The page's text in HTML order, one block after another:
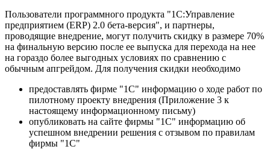
Пользователи программного продукта "1С:Управление
предприятием (ERP) 2.0 бета-версия", и партнеры,
проводящие внедрение, могут получить скидку в размере 70%
на финальную версию после ее выпуска для перехода на нее
на гораздо более выгодных условиях по сравнению с
обычным апгрейдом. Для получения скидки необходимо
предоставлять фирме "1С" информацию о ходе работ по
пилотному проекту внедрения (Приложение 3 к
настоящему информационному письму)
опубликовать на сайте фирмы "1С" информацию об
успешном внедрении решения с отзывом по правилам
фирмы "1С"